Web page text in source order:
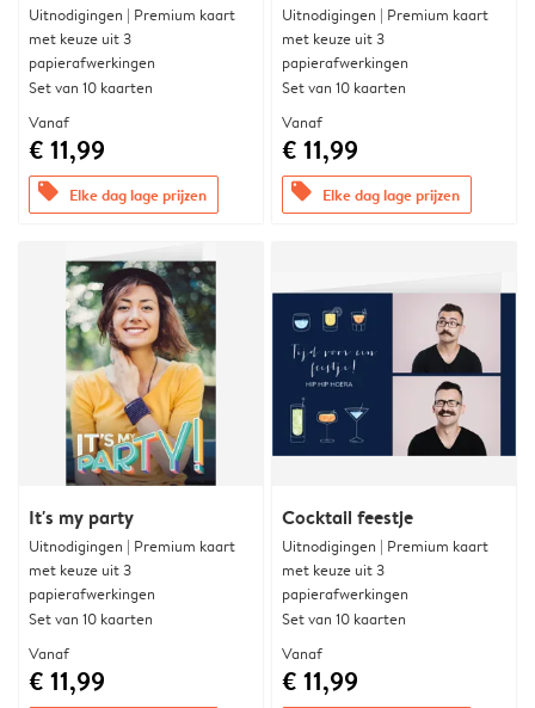
Uitnodigingen | Premium kaart
met keuze uit 3
papierafwerkingen
Set van 10 kaarten
Vanaf
€ 11,99
offers Elke dag lage prijzen
Uitnodigingen | Premium kaart
met keuze uit 3
papierafwerkingen
Set van 10 kaarten
Vanaf
€ 11,99
offers Elke dag lage prijzen
It's my party
Uitnodigingen | Premium kaart
met keuze uit 3
papierafwerkingen
Set van 10 kaarten
Vanaf
€ 11,99
Cocktail feestje
Uitnodigingen | Premium kaart
met keuze uit 3
papierafwerkingen
Set van 10 kaarten
Vanaf
€ 11,99